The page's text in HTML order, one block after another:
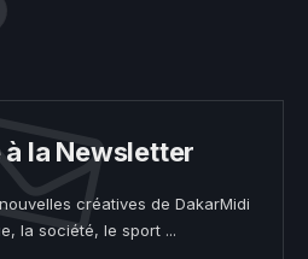
la Newsletter
créatives de DakarMidi
la société, le sport ...